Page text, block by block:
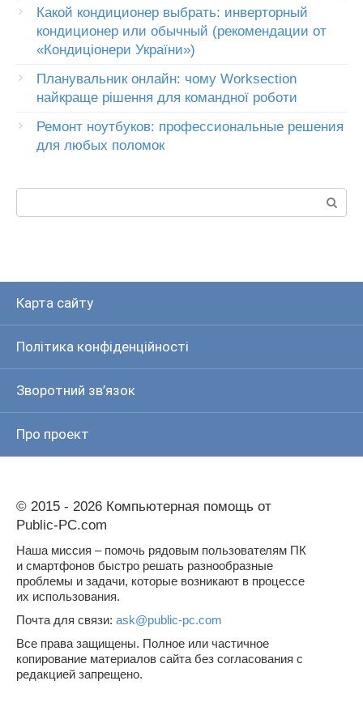
Какой кондиционер выбрать: инверторный
кондиционер или обычный (рекомендации от
«Кондиціонери України»)
Планувальник онлайн: чому Worksection
найкраще рішення для командної роботи
Ремонт ноутбуков: профессиональные решения
для любых поломок
Карта сайту
Політика конфіденційності
Зворотний зв’язок
Про проект
© 2015 - 2026 Компьютерная помощь от
Public-PC.com
Наша миссия – помочь рядовым пользователям ПК
и смартфонов быстро решать разнообразные
проблемы и задачи, которые возникают в процессе
их использования.
Почта для связи: ask@public-pc.com
Все права защищены. Полное или частичное
копирование материалов сайта без согласования с
редакцией запрещено.